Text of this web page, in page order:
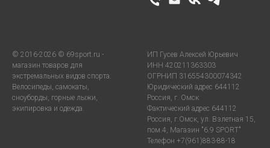
© 2016-2026 © 69sport.ru -
магазин товаров для
экстремальных видов спорта.
Велосипеды, самокаты,
сноуборды, горные лыжи,
экипировка и одежда.
ИП Гусев Алексей Юрьевич
ИНН 420211363303
ОГРНИП 316554300074342
Юридический адрес 644112
Россия, г. Омск
Фактический адрес 644112
Россия, г.Омск, ул. Взлетная 15,
пом.4, Магазин "6.9 SPORT"
Телефон +7(961)883-88-18